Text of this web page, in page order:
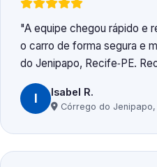
A equipe chegou rápido e
o carro de forma segura e
do Jenipapo, Recife‑PE.
I Isabel R.
Córrego do Jenipapo,